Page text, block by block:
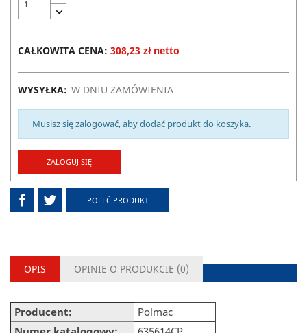
CAŁKOWITA CENA: 308,23 zł netto
WYSYŁKA: W DNIU ZAMÓWIENIA
Musisz się zalogować, aby dodać produkt do koszyka.
ZALOGUJ SIĘ
POLEĆ PRODUKT
OPIS OPINIE O PRODUKCIE (0)
Producent:
Polmac